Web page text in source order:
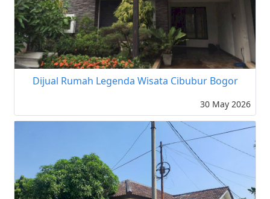
Dijual Rumah Legenda Wisata Cibubur Bogor
30 May 2026